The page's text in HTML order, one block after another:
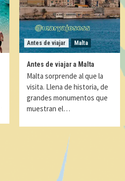
Antes de viajar Malta
Antes de viajar a Malta
Malta sorprende al que la
visita. Llena de historia, de
grandes monumentos que
muestran el…